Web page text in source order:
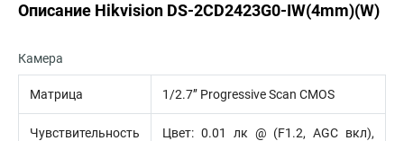
Описание Hikvision DS-2CD2423G0-IW(4mm)(W)
Камера
Матрица 1/2.7’’ Progressive Scan CMOS
Чувствительность
Цвет: 0.01 лк @ (F1.2, AGC вкл),